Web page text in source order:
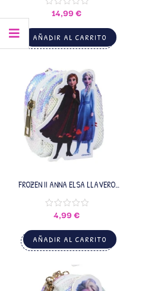
14,99€
AÑADIR AL CARRITO
FROZEN II ANNA ELSA LLAVERO
4,99€
AÑADIR AL CARRITO